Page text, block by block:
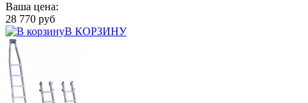
Ваша цена:
28 770 руб
В КОРЗИНУ